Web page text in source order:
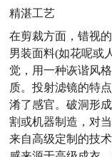
精湛工艺
在剪裁方面，错视
男装面料(如花呢或
觉，用一种诙谐风
质。投射滤镜的特
淆了感官。破洞形
割或机器制造，对
来自高级定制的技